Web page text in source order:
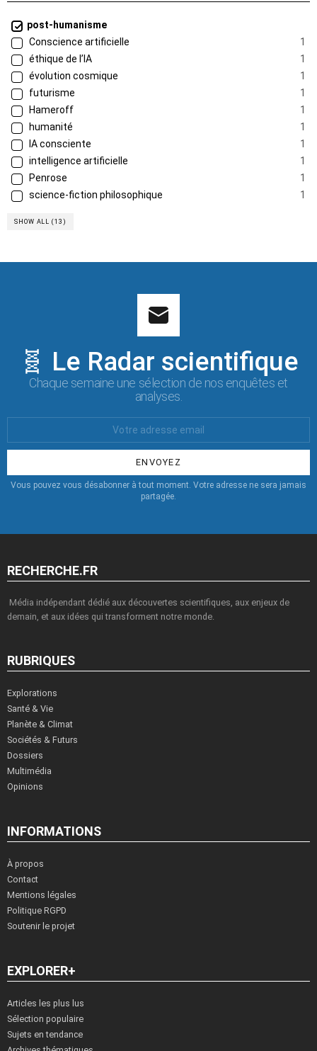
post-humanisme
Conscience artificielle
1
éthique de l’IA
1
évolution cosmique
1
futurisme
1
Hameroff
1
humanité
1
IA consciente
1
intelligence artificielle
1
Penrose
1
science-fiction philosophique
1
SHOW ALL (13)
🧬 Le Radar scientifique
Chaque semaine une sélection de nos enquêtes et
analyses.
:
Vous pouvez vous désabonner à tout moment. Votre adresse ne sera jamais
partagée.
RECHERCHE.FR
Média indépendant dédié aux découvertes scientifiques, aux enjeux de
demain, et aux idées qui transforment notre monde.
RUBRIQUES
Explorations
Santé & Vie
Planète & Climat
Sociétés & Futurs
Dossiers
Multimédia
Opinions
INFORMATIONS
À propos
Contact
Mentions légales
Politique RGPD
Soutenir le projet
EXPLORER+
Articles les plus lus
Sélection populaire
Sujets en tendance